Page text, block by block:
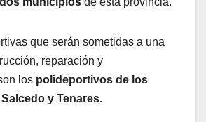
que serán sometidas a una
reparación y
los polideportivos de los
y Tenares.